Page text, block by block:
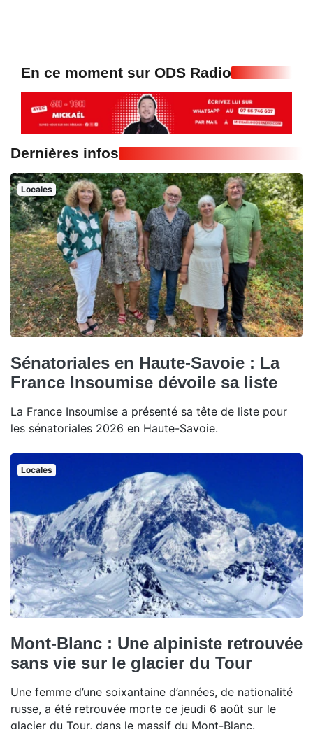
En ce moment sur ODS Radio
Dernières infos
Locales
Sénatoriales en Haute-Savoie : La
France Insoumise dévoile sa liste
La France Insoumise a présenté sa tête de liste pour
les sénatoriales 2026 en Haute-Savoie.
Locales
Mont-Blanc : Une alpiniste retrouvée
sans vie sur le glacier du Tour
Une femme d’une soixantaine d’années, de nationalité
russe, a été retrouvée morte ce jeudi 6 août sur le
glacier du Tour, dans le massif du Mont-Blanc.